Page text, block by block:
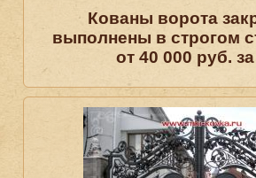
Кованы ворота
выполнены в строгом
от 40 000 руб.